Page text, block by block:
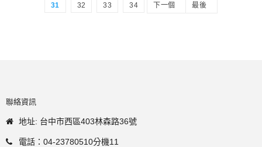
31
32 33 34 下一個 最後
聯絡資訊
地址: 台中市西區403林森路36號
電話：04-23780510分機11